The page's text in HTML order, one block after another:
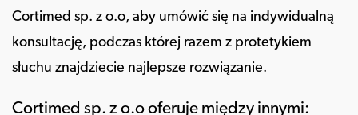
Cortimed sp. z o.o, aby umówić się na indywidualną
konsultację, podczas której razem z protetykiem
słuchu znajdziecie najlepsze rozwiązanie.
Cortimed sp. z o.o oferuje między innymi: